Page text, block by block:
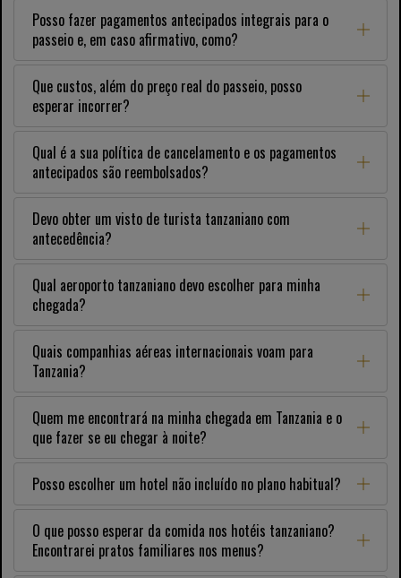
Posso fazer pagamentos antecipados integrais para o
passeio e, em caso afirmativo, como?
Que custos, além do preço real do passeio, posso
esperar incorrer?
Qual é a sua política de cancelamento e os pagamentos
antecipados são reembolsados?
Devo obter um visto de turista tanzaniano com
antecedência?
Qual aeroporto tanzaniano devo escolher para minha
chegada?
Quais companhias aéreas internacionais voam para
Tanzania?
Quem me encontrará na minha chegada em Tanzania e o
que fazer se eu chegar à noite?
Posso escolher um hotel não incluído no plano habitual?
O que posso esperar da comida nos hotéis tanzaniano?
Encontrarei pratos familiares nos menus?